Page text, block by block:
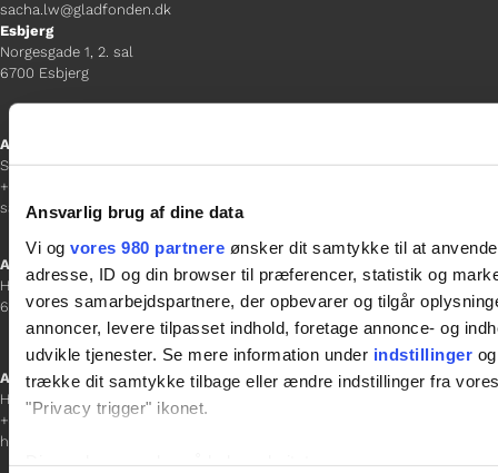
Ansvarlig brug af dine data
Vi og vores 980 partnere ønsker dit samtykke til at
adresse, ID og din browser til præferencer, statistik og
vores samarbejdspartnere, der opbevarer og tilgår
annoncer, levere tilpasset indhold, foretage annonce- og
udvikle tjenester. Se mere information under indstillinger
trække dit samtykke tilbage eller ændre indstillinger fra
"Privacy trigger" ikonet.
sacha.lw@gladfonden.dk
Esbjerg
Norgesgade 1, 2. sal
6700 Esbjerg
Afdelingschef
Sanne Hansen
+45 23 69 19 35
sanne.h@gladfonden.dk
Aabenraa
H P Hanssens Gade 23, 2.
6200 Aabenraa
Afdelingschef
Helene Teichert
+45 29 37 32 41
helene.t@gladfonden.dk